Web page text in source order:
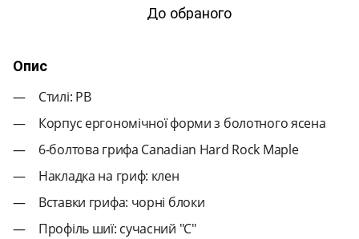
До обраного
Опис
Стилі: PB
Корпус ергономічної форми з болотного ясена
6-болтова грифа Canadian Hard Rock Maple
Накладка на гриф: клен
Вставки грифа: чорні блоки
Профіль шиї: сучасний "C"